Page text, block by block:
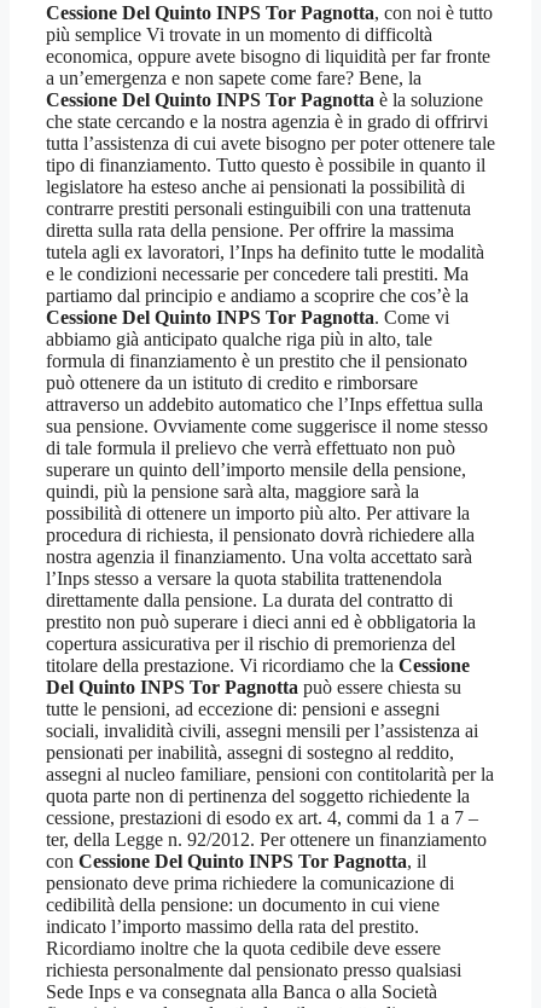
Cessione Del Quinto INPS Tor Pagnotta, con noi è tutto
più semplice Vi trovate in un momento di difficoltà
economica, oppure avete bisogno di liquidità per far fronte
a un’emergenza e non sapete come fare? Bene, la
Cessione Del Quinto INPS Tor Pagnotta è la soluzione
che state cercando e la nostra agenzia è in grado di offrirvi
tutta l’assistenza di cui avete bisogno per poter ottenere tale
tipo di finanziamento. Tutto questo è possibile in quanto il
legislatore ha esteso anche ai pensionati la possibilità di
contrarre prestiti personali estinguibili con una trattenuta
diretta sulla rata della pensione. Per offrire la massima
tutela agli ex lavoratori, l’Inps ha definito tutte le modalità
e le condizioni necessarie per concedere tali prestiti. Ma
partiamo dal principio e andiamo a scoprire che cos’è la
Cessione Del Quinto INPS Tor Pagnotta. Come vi
abbiamo già anticipato qualche riga più in alto, tale
formula di finanziamento è un prestito che il pensionato
può ottenere da un istituto di credito e rimborsare
attraverso un addebito automatico che l’Inps effettua sulla
sua pensione. Ovviamente come suggerisce il nome stesso
di tale formula il prelievo che verrà effettuato non può
superare un quinto dell’importo mensile della pensione,
quindi, più la pensione sarà alta, maggiore sarà la
possibilità di ottenere un importo più alto. Per attivare la
procedura di richiesta, il pensionato dovrà richiedere alla
nostra agenzia il finanziamento. Una volta accettato sarà
l’Inps stesso a versare la quota stabilita trattenendola
direttamente dalla pensione. La durata del contratto di
prestito non può superare i dieci anni ed è obbligatoria la
copertura assicurativa per il rischio di premorienza del
titolare della prestazione. Vi ricordiamo che la Cessione
Del Quinto INPS Tor Pagnotta può essere chiesta su
tutte le pensioni, ad eccezione di: pensioni e assegni
sociali, invalidità civili, assegni mensili per l’assistenza ai
pensionati per inabilità, assegni di sostegno al reddito,
assegni al nucleo familiare, pensioni con contitolarità per la
quota parte non di pertinenza del soggetto richiedente la
cessione, prestazioni di esodo ex art. 4, commi da 1 a 7 –
ter, della Legge n. 92/2012. Per ottenere un finanziamento
con Cessione Del Quinto INPS Tor Pagnotta, il
pensionato deve prima richiedere la comunicazione di
cedibilità della pensione: un documento in cui viene
indicato l’importo massimo della rata del prestito.
Ricordiamo inoltre che la quota cedibile deve essere
richiesta personalmente dal pensionato presso qualsiasi
Sede Inps e va consegnata alla Banca o alla Società